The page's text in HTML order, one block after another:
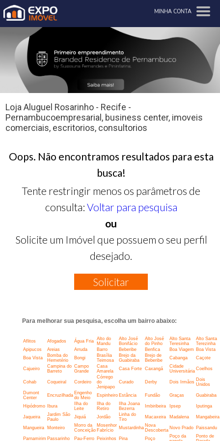
MINHA CONTA
Loja Aluguel Rosarinho - Recife -
Pernambucoempresarial, business center, imoveis
comerciais, escritorios, consultorios
Oops. Não encontramos resultados para esta
busca!
Tente restringir menos os parâmetros de
consulta: Voltar para pesquisa
ou
Solicite um Imóvel que possuem o seu perfil
desejado.
Solicitar
Para melhorar sua pesquisa, escolha um bairro abaixo:
Aflitos Afogados Água Fria
Alto do
Mandu
Alto José
Bonifácio
Alto José
do Pinho
Alto Santa
Teresinha
Alto Santa
Terezinha
Apipucos
Areias Arruda Barro Beberibe Benfica Boa Viagem Boa Vista
Boa Vista
Bomba do
Hemetério
Bongi
Brasília
Teimosa
Brejo da
Guabiraba
Brejo de
Beberibe
Cabanga Caçote
Cajueiro
Campina do
Barreto
Campo
Grande
Casa
Amarela
Casa Forte Caxangá
Cidade
Universitária Coelhos
Cohab Coqueiral Cordeiro
Córrego
do
Jenipapo
Curado Derby Dois Irmãos Dois
Unidos
Dumont
Center
Encruzilhada Engenho
do Meio
Espinheiro Estância Fundão Graças Guabiraba
Hipódromo Ibura
Ilha do
Leite
Ilha do
Retiro
Ilha Joana
Bezerra
Imbiribeira Ipsep Iputinga
Jaqueira
Jardim São
Paulo
Jiquiá Jordão
Linha do
Tiro
Macaxeira Madalena Mangabeira
Mangueira Monteiro
Morro da
Conceição
Mosenhor
Fabrício
Mustardinha Nova
Descoberta Novo Prado Paissandu
Parnamirim Passarinho Pau-Ferro Peixinhos Pina Poço
Poço da
Ponto de